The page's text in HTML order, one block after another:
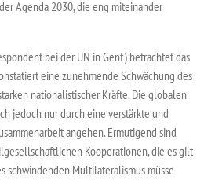
Agenda 2030, die eng miteinander
bei der UN in Genf) betrachtet das
eine zunehmende Schwächung des
nationalistischer Kräfte. Die globalen
jedoch nur durch eine verstärkte und
angehen. Ermutigend sind
Kooperationen, die es gilt
schwindenden Multilateralismus müsse